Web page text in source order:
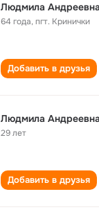
Людмила Андреевна
64 года,пгт. Кринички
Добавить в друзья
Людмила Андреевна
29 лет
Добавить в друзья